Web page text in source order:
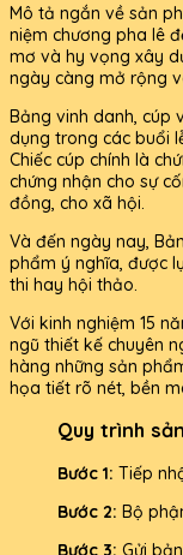
Mô tả ngắn về sản
niệm chương pha lê
mơ và hy vọng xây
ngày càng mở rộng
Bảng vinh danh, cúp
dụng trong các buổi
Chiếc cúp chính là
chứng nhận cho sự
đồng, cho xã hội.
Và đến ngày nay,
phẩm ý nghĩa, được
thi hay hội thảo.
Với kinh nghiệm 15
ngũ thiết kế chuyên
hàng những sản
họa tiết rõ nét, bền
Quy trình
Bước 1: Tiếp
Bước 2: Bộ
Bước 3: Gửi